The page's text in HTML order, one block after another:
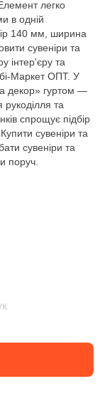
легко
в одній
140 мм, ширина
сувеніри та
інтер'єру та
Маркет ОПТ. У
декор» гуртом —
рукоділля та
спрощує підбір
сувеніри та
сувеніри та
поруч.